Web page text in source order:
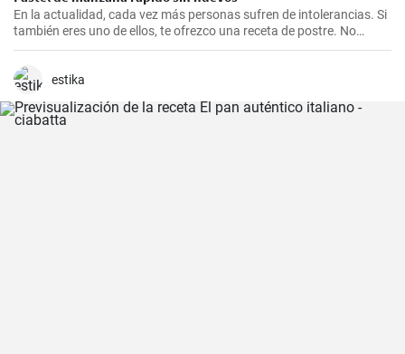
En la actualidad, cada vez más personas sufren de intolerancias. Si
también eres uno de ellos, te ofrezco una receta de postre. No
tienes que privarte de los deliciosos pasteles. Este no lleva huevos,
gluten ni lactosa.
estika